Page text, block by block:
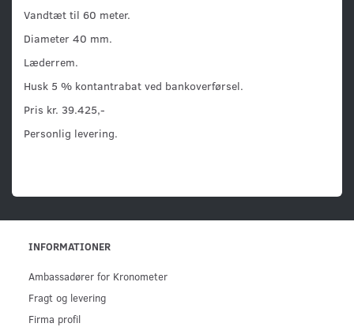
Vandtæt til 60 meter.
Diameter 40 mm.
Læderrem.
Husk 5 % kontantrabat ved bankoverførsel.
Pris kr. 39.425,-
Personlig levering.
INFORMATIONER
Ambassadører for Kronometer
Fragt og levering
Firma profil